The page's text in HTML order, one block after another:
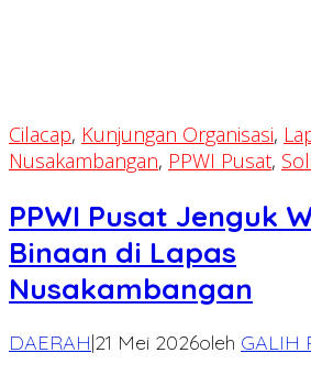
Cilacap, Kunjungan Organisasi,
Nusakambangan, PPWI Pusat,
PPWI Pusat Jenguk
Binaan di Lapas
Nusakambangan
DAERAH|21 Mei 2026oleh GALIH